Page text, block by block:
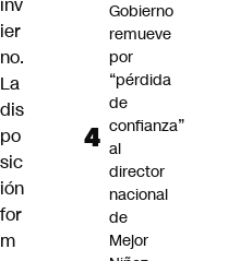
ier
no.
La
dis
po
sic
ión
for
m
Gobierno
remueve
por
“pérdida
de
confianza”
al
director
nacional
de
Mejor